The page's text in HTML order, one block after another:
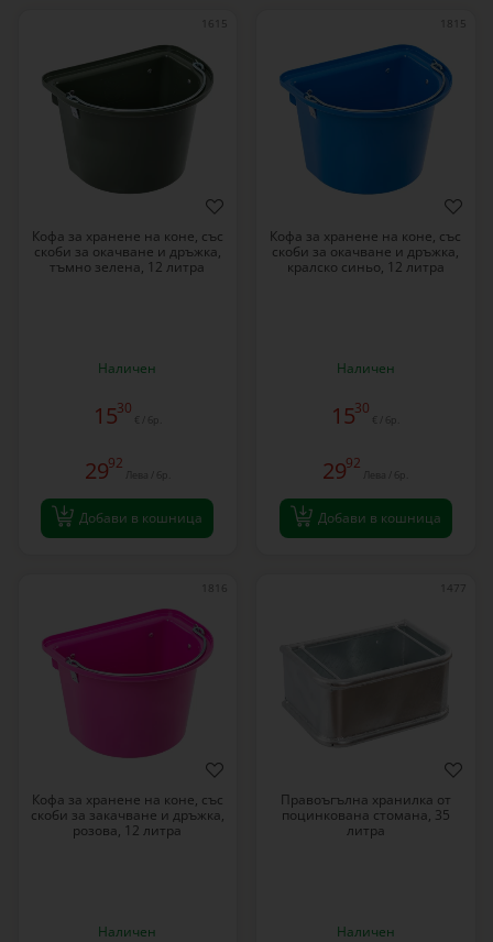
1615
Кофа за хранене на коне, със
скоби за окачване и дръжка,
тъмно зелена, 12 литра
Наличен
1530
€ / бр.
2992
Лева / бр.
Добави в кошница
1815
Кофа за хранене на коне, със
скоби за окачване и дръжка,
кралско синьо, 12 литра
Наличен
1530
€ / бр.
2992
Лева / бр.
Добави в кошница
1816
Кофа за хранене на коне, със
скоби за закачване и дръжка,
розова, 12 литра
Наличен
1477
Правоъгълна хранилка от
поцинкована стомана, 35
литра
Наличен